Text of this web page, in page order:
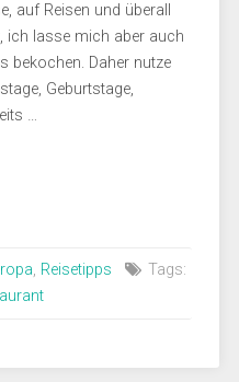
auf Reisen und überall
ich lasse mich aber auch
bekochen. Daher nutze
Geburtstage,
…
, Reisetipps
Tags: